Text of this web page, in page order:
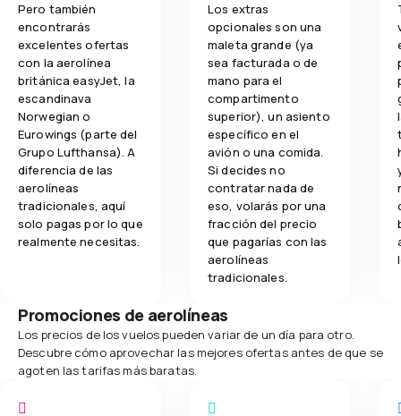
Pero también
encontrarás
excelentes ofertas
con la aerolínea
británica easyJet, la
escandinava
Norwegian o
Eurowings (parte del
Grupo Lufthansa). A
diferencia de las
aerolíneas
tradicionales, aquí
solo pagas por lo que
realmente necesitas.
Los extras
opcionales son una
maleta grande (ya
sea facturada o de
mano para el
compartimento
superior), un asiento
específico en el
avión o una comida.
Si decides no
contratar nada de
eso, volarás por una
fracción del precio
que pagarías con las
aerolíneas
tradicionales.
Promociones de aerolíneas
Los precios de los vuelos pueden variar de un día para otro.
Descubre cómo aprovechar las mejores ofertas antes de que se
agoten las tarifas más baratas.